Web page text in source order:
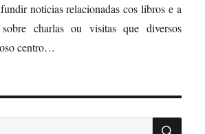
noticias relacionadas cos libros e a
charlas ou visitas que diversos
centro…